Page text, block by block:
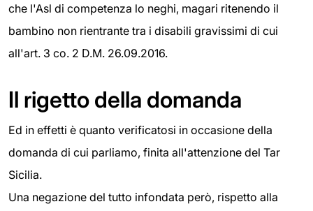
che l'Asl di competenza lo neghi, magari ritenendo il
bambino non rientrante tra i disabili gravissimi di cui
all'art. 3 co. 2 D.M. 26.09.2016.
Il rigetto della domanda
Ed in effetti è quanto verificatosi in occasione della
domanda di cui parliamo, finita all'attenzione del Tar
Sicilia.
Una negazione del tutto infondata però, rispetto alla